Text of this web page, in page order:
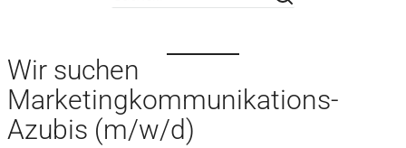
Wir suchen
Marketingkommunikations-
Azubis (m/w/d)